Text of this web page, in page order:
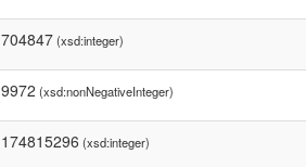
704847(xsd:integer)
9972 (xsd:nonNegativeInteger)
174815296 (xsd:integer)